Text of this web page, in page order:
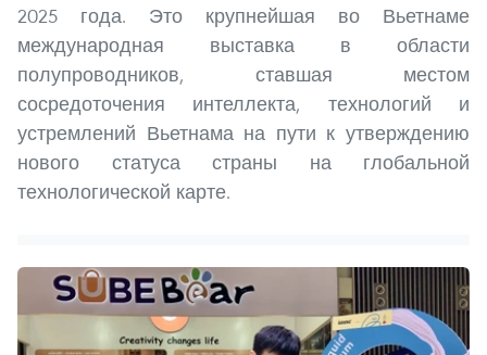
2025 года. Это крупнейшая во Вьетнаме
международная выставка в области
полупроводников, ставшая местом
сосредоточения интеллекта, технологий и
устремлений Вьетнама на пути к утверждению
нового статуса страны на глобальной
технологической карте.